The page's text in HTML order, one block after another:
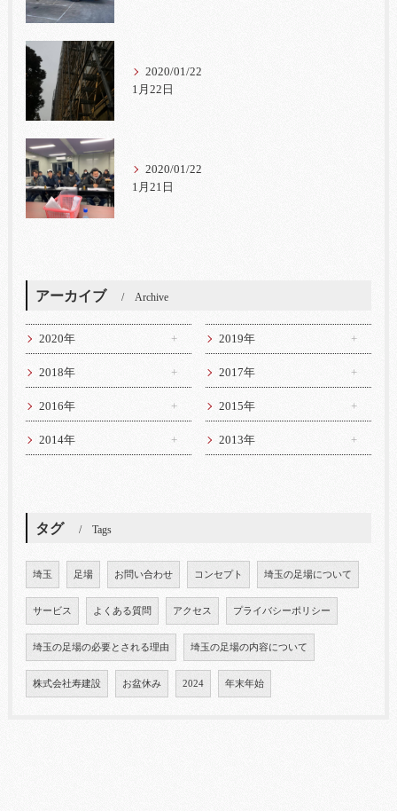
2020/01/22
1月22日
2020/01/22
1月21日
アーカイブ Archive
2020年 2019年
2018年 2017年
2016年 2015年
2014年 2013年
タグ Tags
埼玉 足場 お問い合わせ コンセプト 埼玉の足場について
サービス よくある質問 アクセス プライバシーポリシー
埼玉の足場の必要とされる理由 埼玉の足場の内容について
株式会社寿建設 お盆休み 2024 年末年始